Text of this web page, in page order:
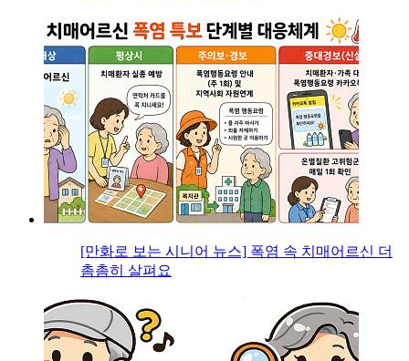
[만화로 보는 시니어 뉴스] 폭염 속 치매어르신 더
촘촘히 살펴요